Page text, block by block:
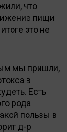
что
пищи
это не
мы пришли,
в
Есть
рода
пользы в
д-р